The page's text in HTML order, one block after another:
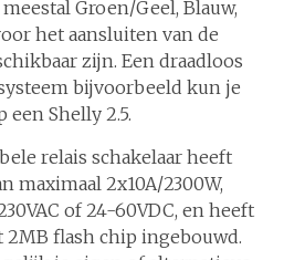
Groen/Geel, Blauw,
het aansluiten van de
zijn. Een draadloos
bijvoorbeeld kun je
Shelly 2.5.
relais schakelaar heeft
maximaal 2x10A/2300W,
of 24-60VDC, en heeft
2MB flash chip ingebouwd.